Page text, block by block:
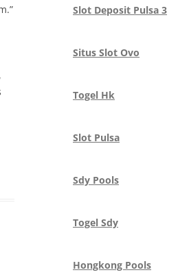
Slot Deposit Pulsa 3
Situs Slot Ovo
Togel Hk
Slot Pulsa
Sdy Pools
Togel Sdy
Hongkong Pools